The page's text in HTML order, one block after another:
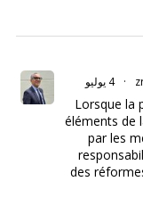
· 4 يوليو
Lorsque la
éléments de
par les
des